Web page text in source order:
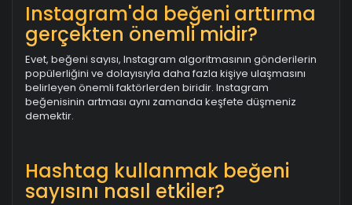
Instagram'da beğeni arttırma
gerçekten önemli midir?
Evet, beğeni sayısı, Instagram algoritmasının gönderilerin
popülerliğini ve dolayısıyla daha fazla kişiye ulaşmasını
belirleyen önemli faktörlerden biridir. Instagram
beğenisinin artması aynı zamanda keşfete düşmeniz
demektir.
Hashtag kullanmak beğeni
sayısını nasıl etkiler?